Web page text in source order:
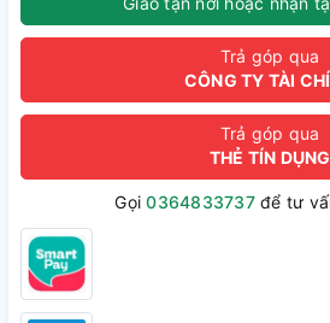
Trả góp qua
CÔNG TY TÀI
Trả góp qua
THẺ TÍN DỤNG
Gọi0364833737để tư